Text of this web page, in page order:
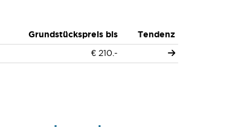
Grundstückspreis bis
Tendenz
€ 210.-